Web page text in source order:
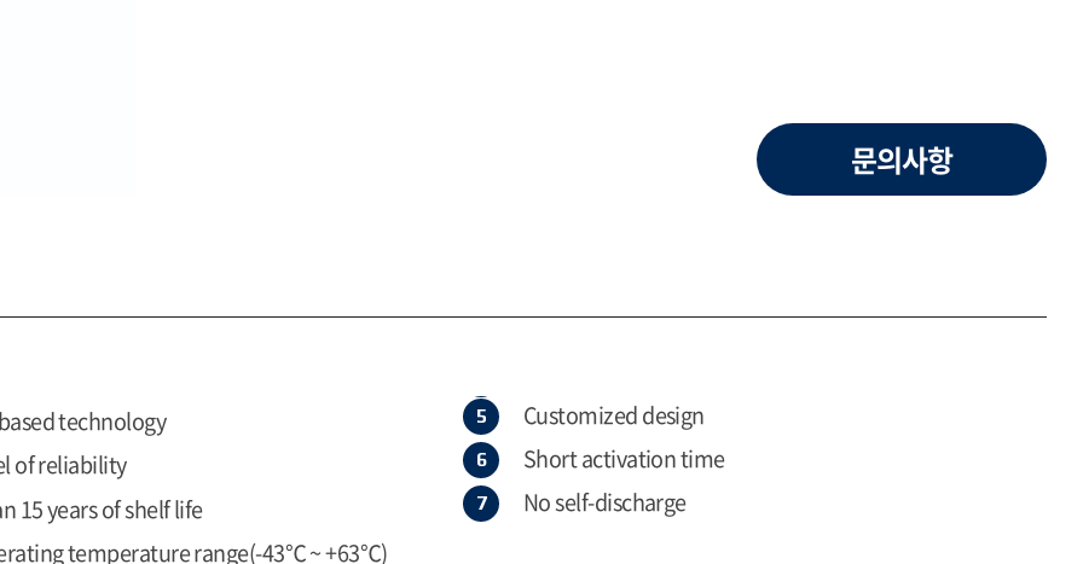
문의사항
technology
of reliability
15 years of shelf life
temperature range(-43℃ ~ +63℃)
Customized design
Short activation time
No self-discharge